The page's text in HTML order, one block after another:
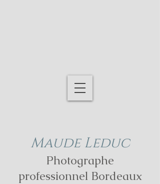
Maude Leduc
Photographe
professionnel Bordeaux